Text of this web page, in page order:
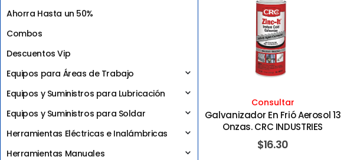
Consultar
Galvanizador En Frió Aerosol 13
Onzas. CRC INDUSTRIES
$16.30
Ahorra Hasta un 50%
Combos
Descuentos Vip
Equipos para Áreas de Trabajo
Equipos y Suministros para Lubricación
Equipos y Suministros para Soldar
Herramientas Eléctricas e Inalámbricas
Herramientas Manuales